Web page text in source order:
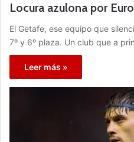
Locura azulona por
El Getafe, ese equipo que
7º y 6º plaza. Un club que a
Leer más »